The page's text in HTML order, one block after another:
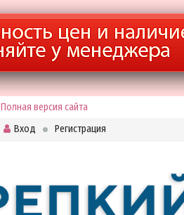
Полная версия сайта
Вход
Регистрация